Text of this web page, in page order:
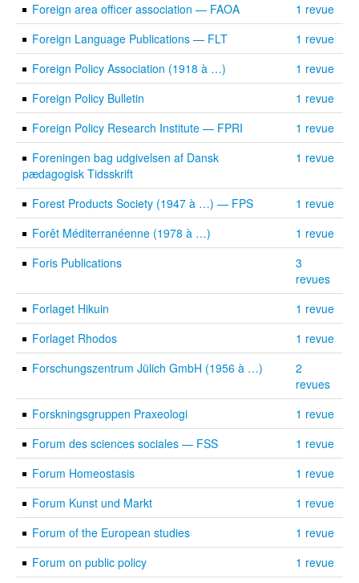
Foreign area officer association — FAOA
1 revue
Foreign Language Publications — FLT
1 revue
Foreign Policy Association (1918 à …)
1 revue
Foreign Policy Bulletin
1 revue
Foreign Policy Research Institute — FPRI
1 revue
Foreningen bag udgivelsen af Dansk
pædagogisk Tidsskrift
1 revue
Forest Products Society (1947 à …) — FPS
1 revue
Forêt Méditerranéenne (1978 à …)
1 revue
Foris Publications
3
revues
Forlaget Hikuin
1 revue
Forlaget Rhodos
1 revue
Forschungszentrum Jülich GmbH (1956 à …)
2
revues
Forskningsgruppen Praxeologi
1 revue
Forum des sciences sociales — FSS
1 revue
Forum Homeostasis
1 revue
Forum Kunst und Markt
1 revue
Forum of the European studies
1 revue
Forum on public policy
1 revue